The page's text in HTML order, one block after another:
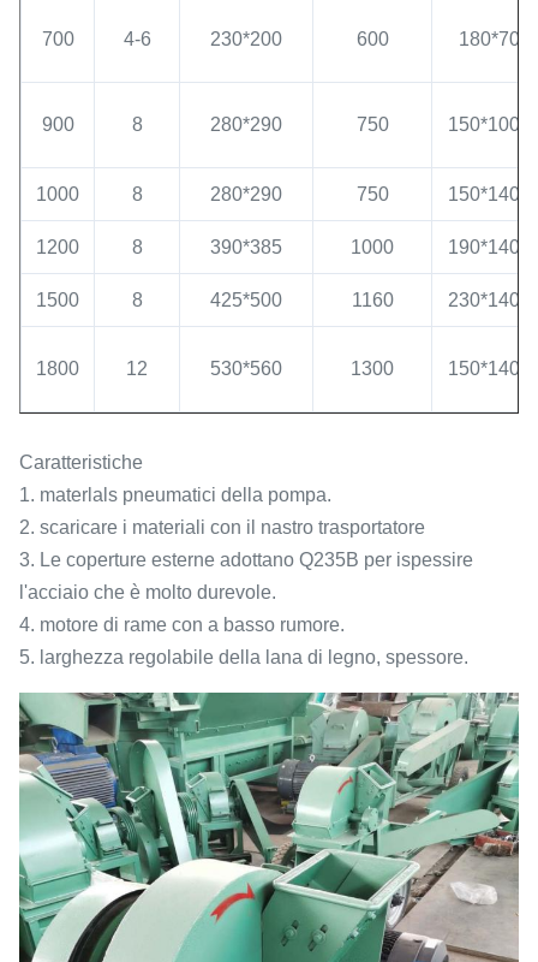
700 4-6 230*200 600 180*70*8
900 8 280*290 750
1000 8 280*290 750
1200 8 390*385 1000
1500 8 425*500 1160
1800 12 530*560 1300
Caratteristiche
1. materlals pneumatici della pompa.
2. scaricare i materiali con il nastro trasportatore
3. Le coperture esterne adottano Q235B per ispessire
l'acciaio che è molto durevole.
4. motore di rame con a basso rumore.
5. larghezza regolabile della lana di legno, spessore.